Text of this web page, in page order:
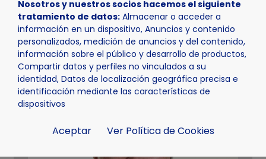
Nosotros y nuestros socios hacemos el siguiente
tratamiento de datos: Almacenar o acceder a
información en un dispositivo, Anuncios y contenido
personalizados, medición de anuncios y del contenido,
información sobre el público y desarrollo de productos,
Compartir datos y perfiles no vinculados a su
identidad, Datos de localización geográfica precisa e
identificación mediante las características de
dispositivos
Aceptar Ver Política de Cookies
SEU UNIVERSITÀRIA